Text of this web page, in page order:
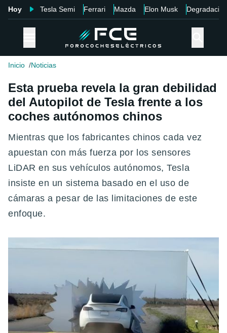
Hoy Tesla Semi Ferrari Mazda Elon Musk Degradación
Inicio Noticias
Esta prueba revela la gran debilidad
del Autopilot de Tesla frente a los
coches autónomos chinos
Mientras que los fabricantes chinos cada vez
apuestan con más fuerza por los sensores
LiDAR en sus vehículos autónomos, Tesla
insiste en un sistema basado en el uso de
cámaras a pesar de las limitaciones de este
enfoque.